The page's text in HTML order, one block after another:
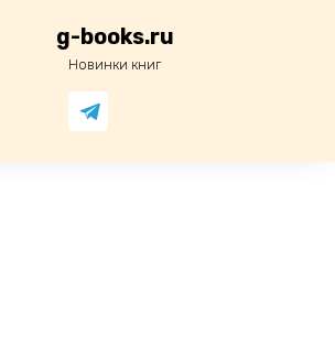
g-books.ru
Новинки книг